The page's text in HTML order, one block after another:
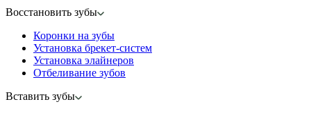
Восстановить зубы
Коронки на зубы
Установка брекет-систем
Установка элайнеров
Отбеливание зубов
Вставить зубы